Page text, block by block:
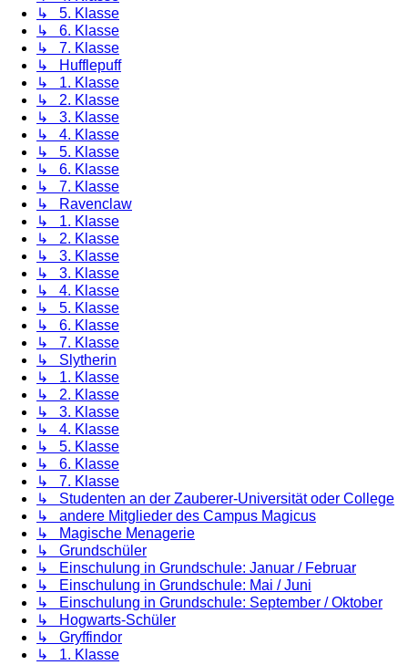
↳ 5. Klasse
↳ 6. Klasse
↳ 7. Klasse
↳ Hufflepuff
↳ 1. Klasse
↳ 2. Klasse
↳ 3. Klasse
↳ 4. Klasse
↳ 5. Klasse
↳ 6. Klasse
↳ 7. Klasse
↳ Ravenclaw
↳ 1. Klasse
↳ 2. Klasse
↳ 3. Klasse
↳ 3. Klasse
↳ 4. Klasse
↳ 5. Klasse
↳ 6. Klasse
↳ 7. Klasse
↳ Slytherin
↳ 1. Klasse
↳ 2. Klasse
↳ 3. Klasse
↳ 4. Klasse
↳ 5. Klasse
↳ 6. Klasse
↳ 7. Klasse
↳ Studenten an der Zauberer-Universität oder College
↳ andere Mitglieder des Campus Magicus
↳ Magische Menagerie
↳ Grundschüler
↳ Einschulung in Grundschule: Januar / Februar
↳ Einschulung in Grundschule: Mai / Juni
↳ Einschulung in Grundschule: September / Oktober
↳ Hogwarts-Schüler
↳ Gryffindor
↳ 1. Klasse